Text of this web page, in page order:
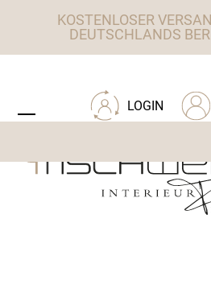
KOSTENLOSER
DEUTSCHLANDS
LOGIN
mobile
mobile